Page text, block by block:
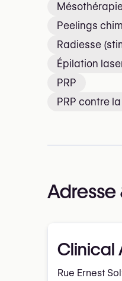
Peelings
Radiesse
Épilation
PRP
PRP contre
Clinical
Rue Ernest